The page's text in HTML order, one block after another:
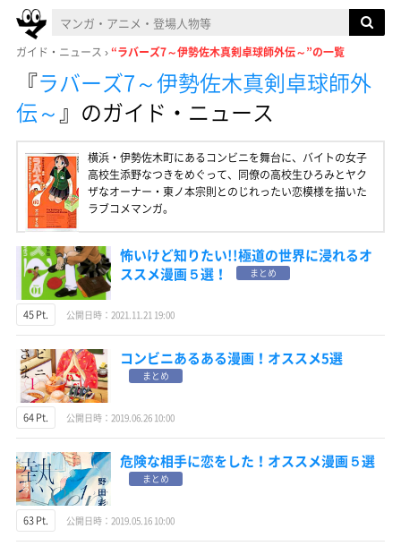
ガイド・ニュース “ラバーズ7～伊勢佐木真剣卓球師外伝～”の一覧
『ラバーズ7～伊勢佐木真剣卓球師外
伝～』 のガイド・ニュース
横浜・伊勢佐木町にあるコンビニを舞台に、バイトの女子
高校生添野なつきをめぐって、同僚の高校生ひろみとヤク
ザなオーナー・東ノ本宗則とのじれったい恋模様を描いた
ラブコメマンガ。
怖いけど知りたい!!極道の世界に浸れるオ
ススメ漫画５選！
まとめ
45 Pt. 公開日時：2021.11.21 19:00
コンビニあるある漫画！オススメ5選
まとめ
64 Pt. 公開日時：2019.06.26 10:00
危険な相手に恋をした！オススメ漫画５選
まとめ
63 Pt. 公開日時：2019.05.16 10:00